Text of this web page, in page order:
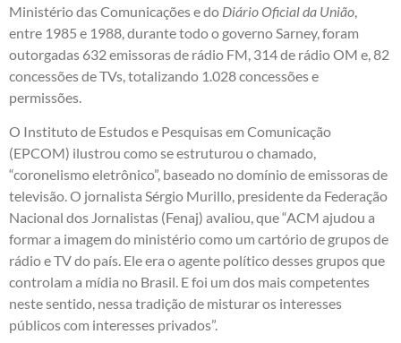
Ministério das Comunicações e do Diário Oficial da União,
entre 1985 e 1988, durante todo o governo Sarney, foram
outorgadas 632 emissoras de rádio FM, 314 de rádio OM e, 82
concessões de TVs, totalizando 1.028 concessões e
permissões.
O Instituto de Estudos e Pesquisas em Comunicação
(EPCOM) ilustrou como se estruturou o chamado,
“coronelismo eletrônico”, baseado no domínio de emissoras de
televisão. O jornalista Sérgio Murillo, presidente da Federação
Nacional dos Jornalistas (Fenaj) avaliou, que “ACM ajudou a
formar a imagem do ministério como um cartório de grupos de
rádio e TV do país. Ele era o agente político desses grupos que
controlam a mídia no Brasil. E foi um dos mais competentes
neste sentido, nessa tradição de misturar os interesses
públicos com interesses privados”.